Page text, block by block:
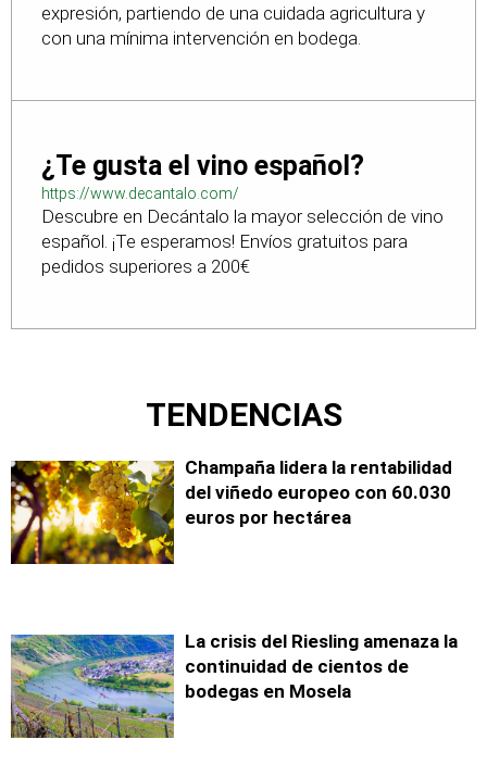
expresión, partiendo de una cuidada agricultura y
con una mínima intervención en bodega.
¿Te gusta el vino español?
https://www.decantalo.com/
Descubre en Decántalo la mayor selección de vino
español. ¡Te esperamos! Envíos gratuitos para
pedidos superiores a 200€
TENDENCIAS
Champaña lidera la rentabilidad
del viñedo europeo con 60.030
euros por hectárea
La crisis del Riesling amenaza la
continuidad de cientos de
bodegas en Mosela